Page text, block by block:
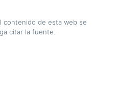
contenido de esta web se
citar la fuente.